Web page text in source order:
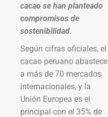
cacao se han planteado
compromisos de
sostenibilidad.
Según cifras oficiales, el
cacao peruano abastece
a más de 70 mercados
internacionales, y la
Unión Europea es el
principal con el 35% de